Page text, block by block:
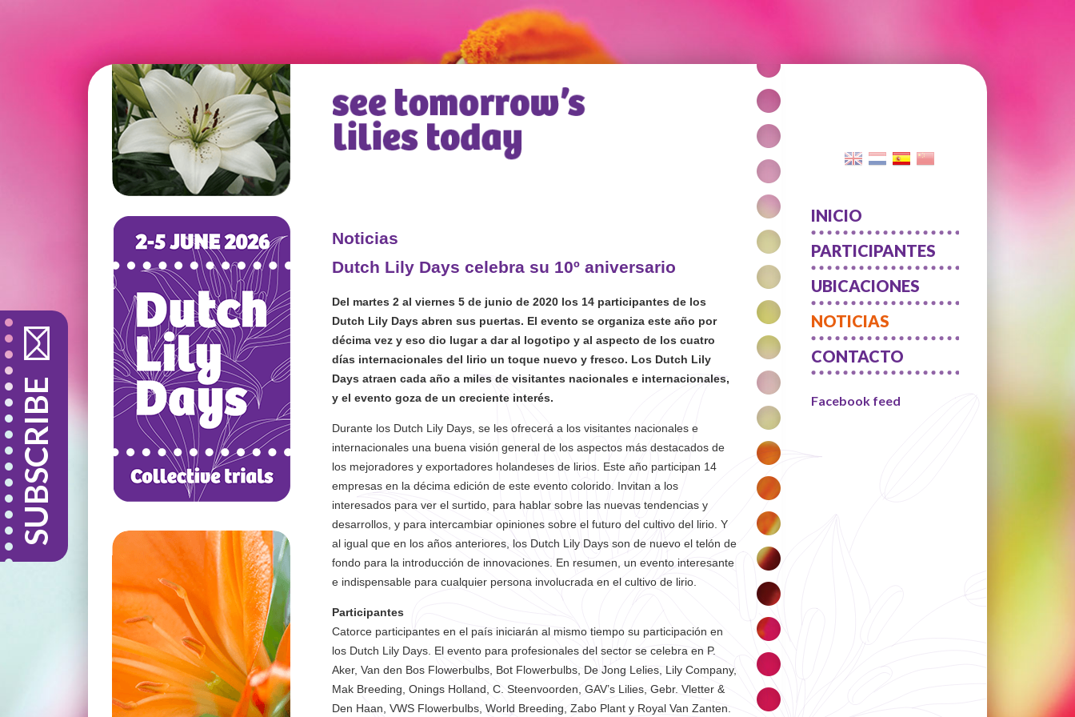
INICIO
PARTICIPANTES
UBICACIONES
NOTICIAS
CONTACTO
Facebook feed
Noticias
Dutch Lily Days celebra su 10º aniversario
Del martes 2 al viernes 5 de junio de 2020 los 14 participantes de los
Dutch Lily Days abren sus puertas. El evento se organiza este año por
décima vez y eso dio lugar a dar al logotipo y al aspecto de los cuatro
días internacionales del lirio un toque nuevo y fresco. Los Dutch Lily
Days atraen cada año a miles de visitantes nacionales e internacionales,
y el evento goza de un creciente interés.
Durante los Dutch Lily Days, se les ofrecerá a los visitantes nacionales e
internacionales una buena visión general de los aspectos más destacados de
los mejoradores y exportadores holandeses de lirios. Este año participan 14
empresas en la décima edición de este evento colorido. Invitan a los
interesados para ver el surtido, para hablar sobre las nuevas tendencias y
desarrollos, y para intercambiar opiniones sobre el futuro del cultivo del lirio. Y
al igual que en los años anteriores, los Dutch Lily Days son de nuevo el telón de
fondo para la introducción de innovaciones. En resumen, un evento interesante
e indispensable para cualquier persona involucrada en el cultivo de lirio.
Participantes
Catorce participantes en el país iniciarán al mismo tiempo su participación en
los Dutch Lily Days. El evento para profesionales del sector se celebra en P.
Aker, Van den Bos Flowerbulbs, Bot Flowerbulbs, De Jong Lelies, Lily Company,
Mak Breeding, Onings Holland, C. Steenvoorden, GAV’s Lilies, Gebr. Vletter &
Den Haan, VWS Flowerbulbs, World Breeding, Zabo Plant y Royal Van Zanten.
SUBSCRIBE